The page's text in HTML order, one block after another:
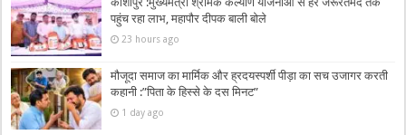
पहुंच रहा लाभ, महापौर दीपक बाली बोले
23 hours ago
मौजूदा समाज का मार्मिक और ह्रदयस्पर्शी पीड़ा का सच उजागर करती
कहानी :”पिता के हिस्से के दस मिनट”
1 day ago